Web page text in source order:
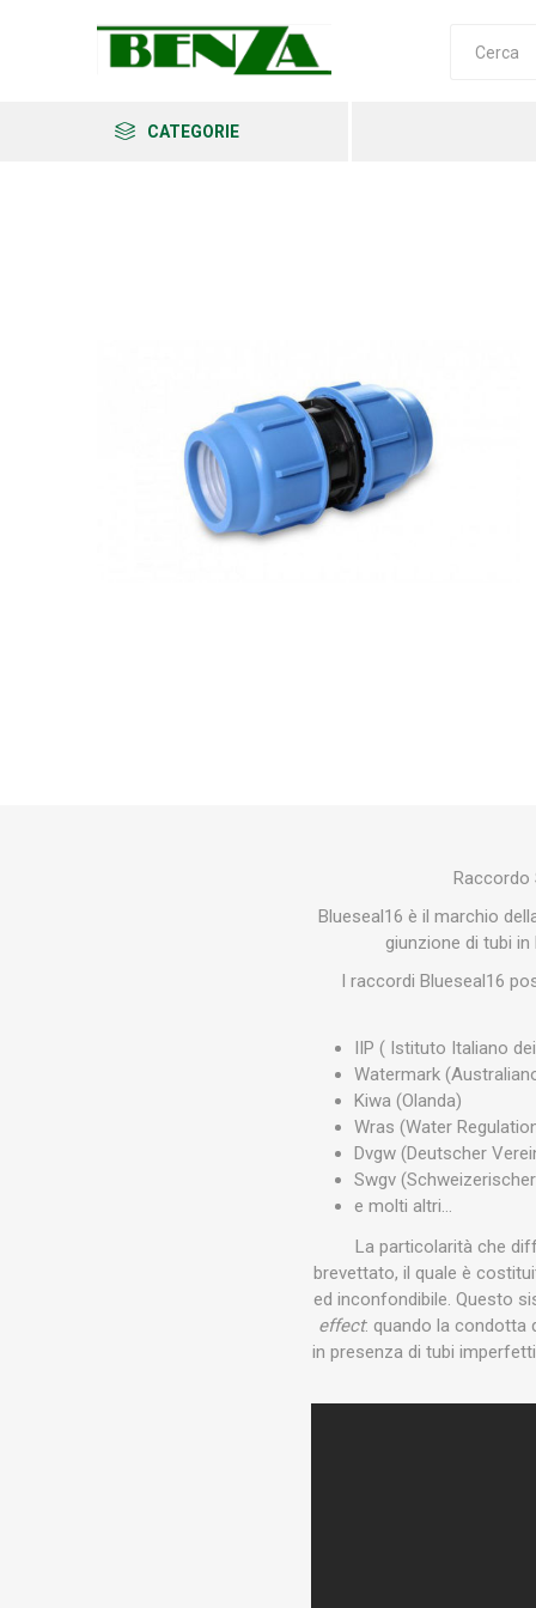
CATEGORIE
Erba Felco Fiskars
Raccordo
Blueseal16 è il marchio
giunzione di tubi
I raccordi Blueseal16
IIP ( Istituto Italiano
Watermark
Kiwa (Olanda)
Wras (Water
Dvgw (Deutscher
Swgv
e molti altri…
La particolarità che
brevettato, il quale è
ed inconfondibile. Questo
effect: quando la condotta
in presenza di tubi